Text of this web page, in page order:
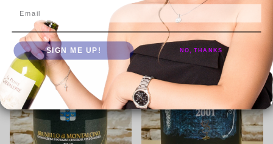
定価
$75.00 USD
SIGN ME UP! NO, THANKS